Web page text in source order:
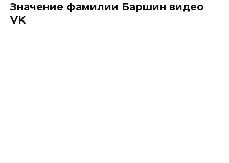
Значение фамилии Баршин видео
VK